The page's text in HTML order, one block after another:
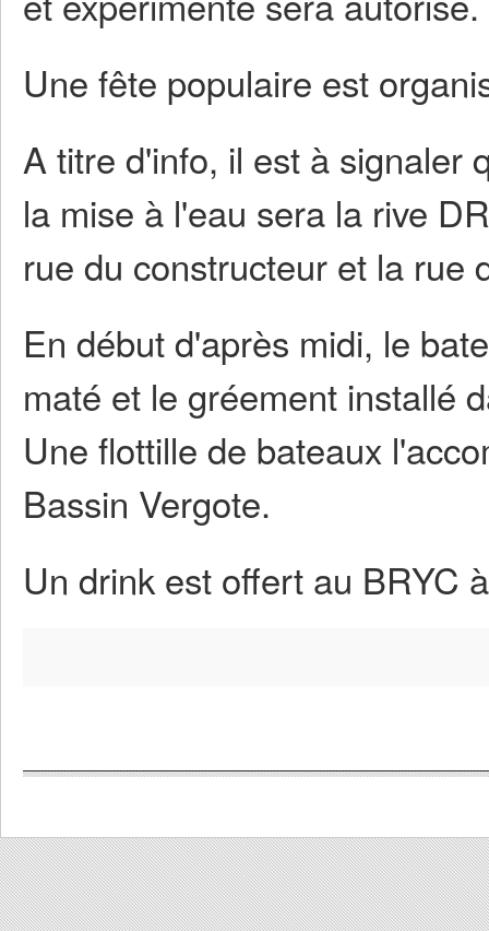
Une fête populaire est
A titre d'info, il est à signaler
la mise à l'eau sera la rive
rue du constructeur et la rue
En début d'après midi, le
maté et le gréement installé
Une flottille de bateaux
Bassin Vergote.
Un drink est offert au BRYC